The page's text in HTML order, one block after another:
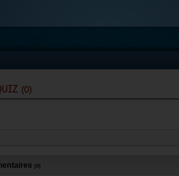
(0)
(0)